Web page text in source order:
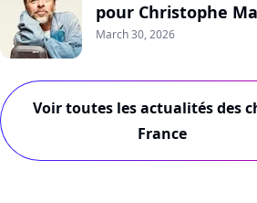
pour Christophe
March 30, 2026
Voir toutes les actualités des
France